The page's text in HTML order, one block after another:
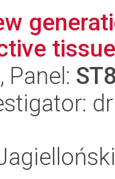
tissue
, Panel: